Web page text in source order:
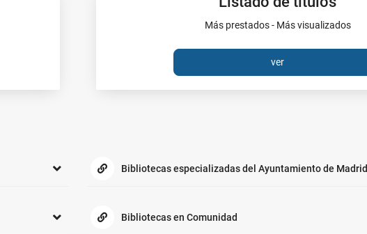
Más prestados - Más visualizados
ver
Bibliotecas especializadas del Ayuntamiento de Madrid
Bibliotecas en Comunidad